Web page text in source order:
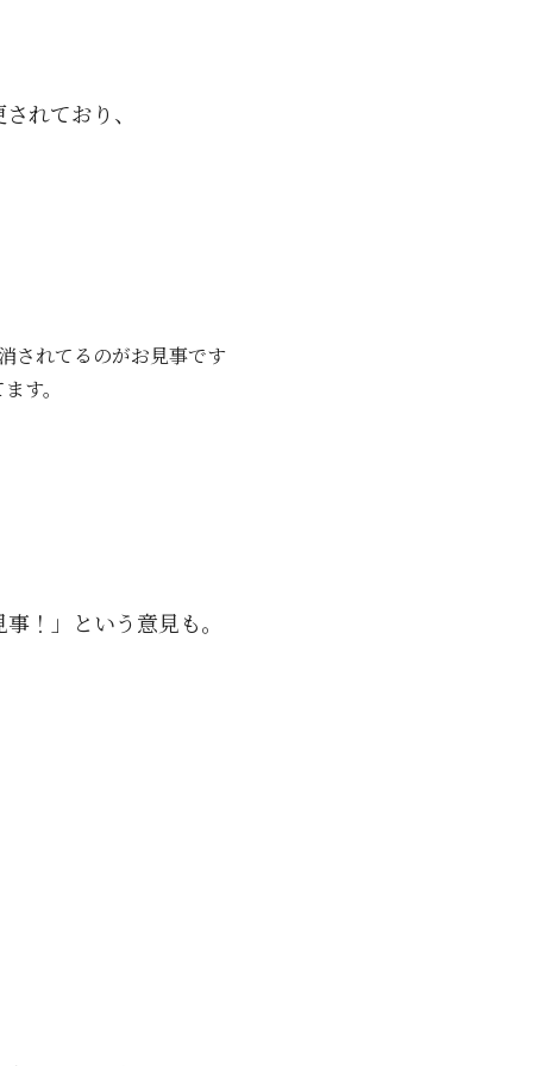
れており、
されてるのがお見事です
す。
！」という意見も。